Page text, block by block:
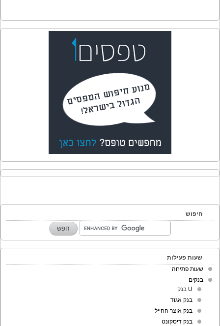
חיפוש
שעות פעילות
שעות פתיחה
בנקים
U בנק
בנק אגוד
בנק אוצר החייל
בנק דיסקונט